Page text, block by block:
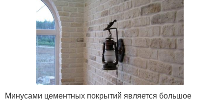
Минусами цементных покрытий является большое